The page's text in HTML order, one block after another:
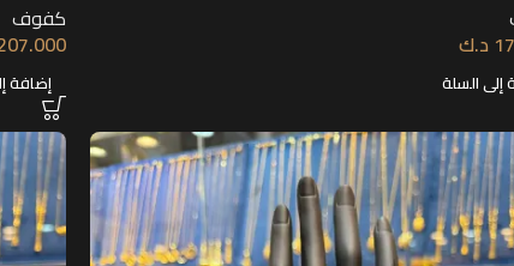
د.ك
إلى السلة
كفوف
إضافة